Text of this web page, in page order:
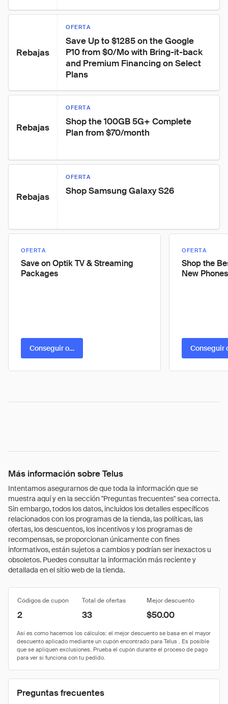
Rebajas
OFERTA
Save Up to $1285 on the Google
P10 from $0/Mo with Bring-it-back
and Premium Financing on Select
Plans
Rebajas
OFERTA
Shop the 100GB 5G+ Complete
Plan from $70/month
Rebajas
OFERTA
Shop Samsung Galaxy S26
OFERTA
Save on Optik TV & Streaming
Packages
Conseguir oferta
OFERTA
Shop the
New Phones
Conseguir
Más información sobre Telus
Intentamos asegurarnos de que toda la información que se
muestra aquí y en la sección "Preguntas frecuentes" sea correcta.
Sin embargo, todos los datos, incluidos los detalles específicos
relacionados con los programas de la tienda, las políticas, las
ofertas, los descuentos, los incentivos y los programas de
recompensas, se proporcionan únicamente con fines
informativos, están sujetos a cambios y podrían ser inexactos u
obsoletos. Puedes consultar la información más reciente y
detallada en el sitio web de la tienda.
Códigos de cupón Total de ofertas Mejor descuento
2 33 $50.00
Preguntas frecuentes